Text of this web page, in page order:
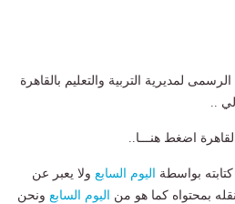
لمديرية التربية والتعليم بالقاهرة
..
اضغط هنـــا..
بواسطة اليوم السابع ولا يعبر عن
بمحتواه كما هو من اليوم السابع ونحن